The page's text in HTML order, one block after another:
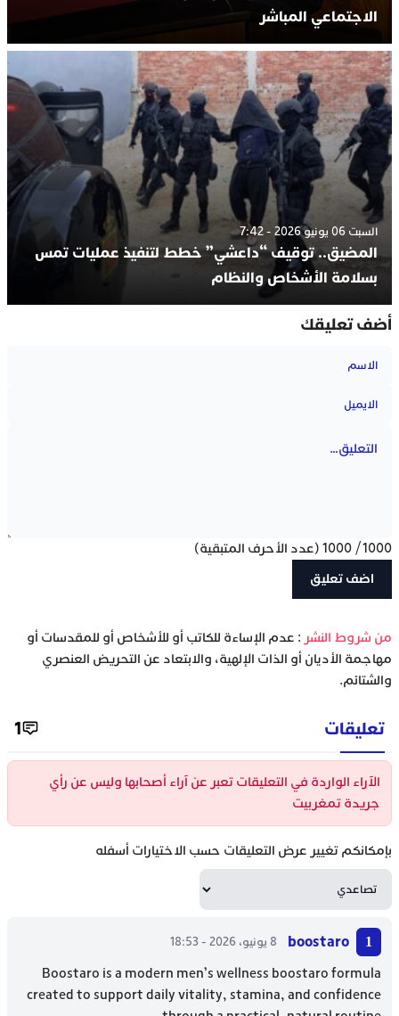
الاجتماعي المباشر
السبت 06 يونيو 2026 - 7:42
المضيق.. توقيف “داعشي” خطط لتنفيذ عمليات تمس
بسلامة الأشخاص والنظام
أضف تعليقك
1000
/
1000 (عدد الأحرف المتبقية)
‫من شروط النشر : عدم الإساءة للكاتب أو للأشخاص أو للمقدسات أو
مهاجمة الأديان أو الذات الإلهية، والابتعاد عن التحريض العنصري
والشتائم.
تعليقات 1
الآراء الواردة في التعليقات تعبر عن آراء أصحابها وليس عن رأي
جريدة تمغربيت
بإمكانكم تغيير عرض التعليقات حسب الاختيارات أسفله
boostaro 8 يونيو، 2026 - 18:53
Boostaro is a modern men’s wellness boostaro formula
created to support daily vitality, stamina, and confidence